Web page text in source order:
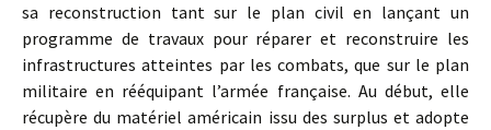
sa reconstruction tant sur le plan civil en lançant un
programme de travaux pour réparer et reconstruire les
infrastructures atteintes par les combats, que sur le plan
militaire en rééquipant l’armée française. Au début, elle
récupère du matériel américain issu des surplus et adopte